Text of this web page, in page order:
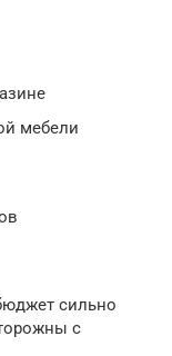
мебели
сильно
с